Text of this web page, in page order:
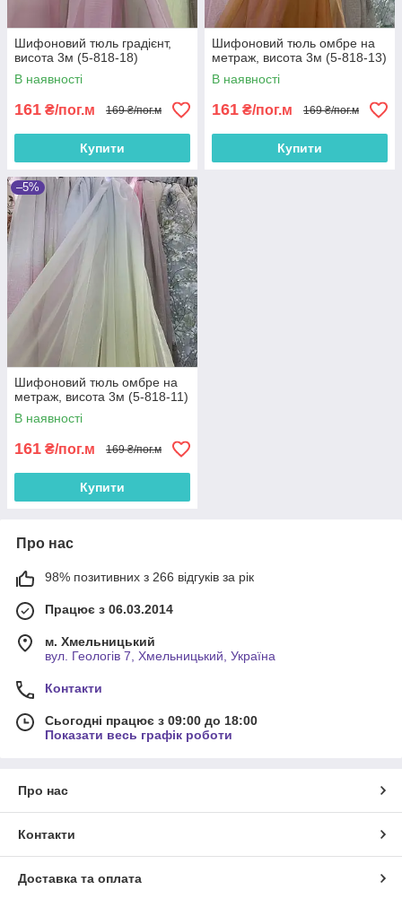
Шифоновий тюль градієнт,
висота 3м (5-818-18)
В наявності
161 ₴/пог.м 169 ₴/пог.м
Купити
Шифоновий тюль омбре на
метраж, висота 3м (5-818-13)
В наявності
161 ₴/пог.м 169 ₴/пог.м
Купити
–5%
Шифоновий тюль омбре на
метраж, висота 3м (5-818-11)
В наявності
161 ₴/пог.м 169 ₴/пог.м
Купити
Про нас
98% позитивних з 266 відгуків за рік
Працює з 06.03.2014
м. Хмельницький
вул. Геологів 7, Хмельницький, Україна
Контакти
Сьогодні працює з 09:00 до 18:00
Показати весь графік роботи
Про нас
Контакти
Доставка та оплата